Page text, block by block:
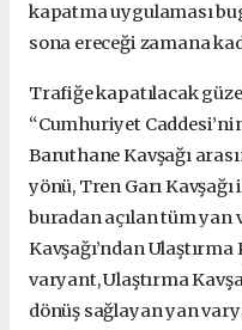
kapatma uygulaması
sona ereceği zamana
Trafiğe kapatılacak
“Cumhuriyet
Baruthane Kavşağı
yönü, Tren Garı
buradan açılan tüm yan
Kavşağı’ndan
varyant, Ulaştırma
dönüş sağlayan yan